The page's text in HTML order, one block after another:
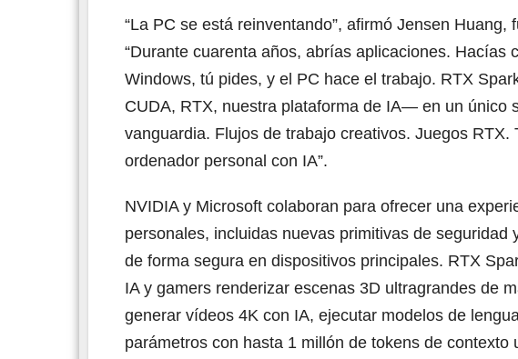
“La PC se está reinventando”, afirmó Jensen
“Durante cuarenta años, abrías aplicaciones.
Windows, tú pides, y el PC hace el trabajo. RTX
CUDA, RTX, nuestra plataforma de IA— en un único
vanguardia. Flujos de trabajo creativos. Juegos
ordenador personal con IA”.
NVIDIA y Microsoft colaboran para ofrecer una
personales, incluidas nuevas primitivas de
de forma segura en dispositivos principales. RTX
IA y gamers renderizar escenas 3D ultragrandes de
generar vídeos 4K con IA, ejecutar modelos de
parámetros con hasta 1 millón de tokens de